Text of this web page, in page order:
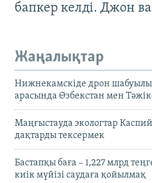
бапкер келді. Джон
Жаңалықтар
Нижнекамскіде дрон
арасында Өзбекстан мен
Маңғыстауда экологтар
дақтарды тексермек
Бастапқы баға – 1,227 млрд
киік мүйізі саудаға қойылмақ